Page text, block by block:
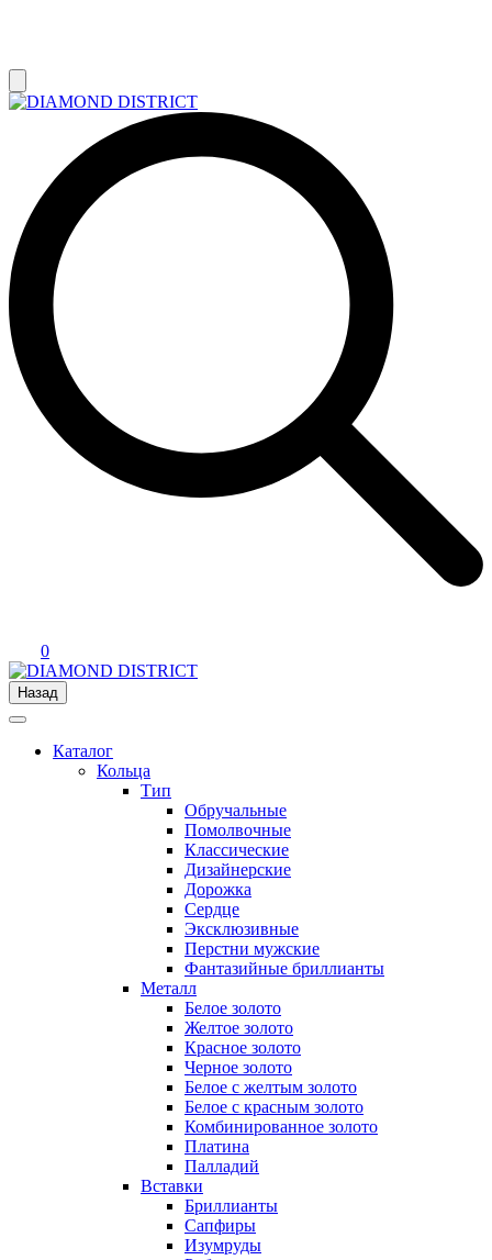
0
Назад
Каталог
Кольца
Тип
Обручальные
Помолвочные
Классические
Дизайнерские
Дорожка
Сердце
Эксклюзивные
Перстни мужские
Фантазийные бриллианты
Металл
Белое золото
Желтое золото
Красное золото
Черное золото
Белое с желтым золото
Белое с красным золото
Комбинированное золото
Платина
Палладий
Вставки
Бриллианты
Сапфиры
Изумруды